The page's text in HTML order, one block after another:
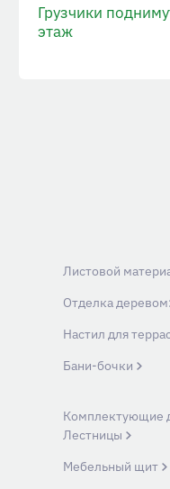
Грузчики
этаж
Листовой
Отделка
Настил для
Бани-бочки
Комплектующие
Лестницы
Мебельный щит